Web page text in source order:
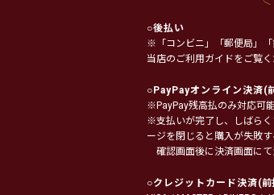
○後払い
※「コンビニ」「郵便局」
当店のご利用ガイドをご覧
○PayPayオンライン決済(
※PayPay残高払のみ対応可能
※支払いが完了し、しばら
ージを閉じると購入が失敗す
確認画面後に決済画面にて
○クレジットカード決済(前